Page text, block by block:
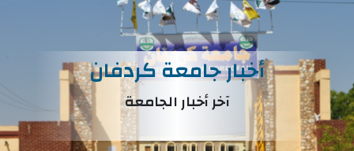
أخبار جامعة كردفان
آخر أخبار الجامعة